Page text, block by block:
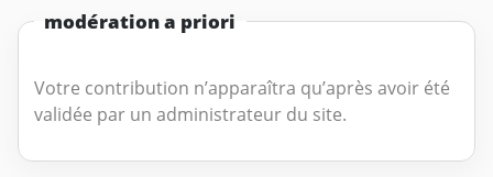
modération a priori
Votre contribution n’apparaîtra qu’après avoir été
validée par un administrateur du site.